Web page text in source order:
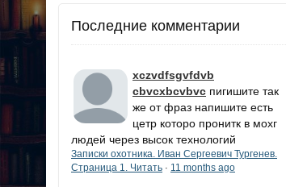
Последние комментарии
xczvdfsgvfdvb
cbvcxbcvbvc пигишите так
же от фраз напишите есть
цетр которо пронитк в мохг
людей через высок технологий
Записки охотника. Иван Сергеевич Тургенев.
Страница 1. Читать · 11 months ago